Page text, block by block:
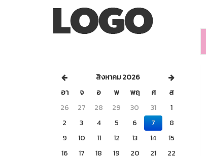
สิงหาคม 2026
อา
จ อ พ พฤ ศ
ส
26
27 28 29 30 31
1
2
3 4 5 6 7
8
9
10 11 12 13 14
15
16
17 18 19 20 21
22